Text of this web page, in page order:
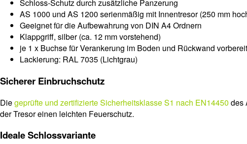
Schloss-Schutz durch zusätzliche Panzerung
AS 1000 und AS 1200 serienmäßig mit Innentresor (250 mm
Geeignet für die Aufbewahrung von DIN A4 Ordnern
Klappgriff, silber (ca. 12 mm vorstehend)
je 1 x Buchse für Verankerung im Boden und Rückwand
Lackierung: RAL 7035 (Lichtgrau)
Sicherer Einbruchschutz
Diegeprüfte und zertifizierte Sicherheitsklasse S1 nach EN14450 des
der Tresor einen leichten Feuerschutz.
Ideale Schlossvariante